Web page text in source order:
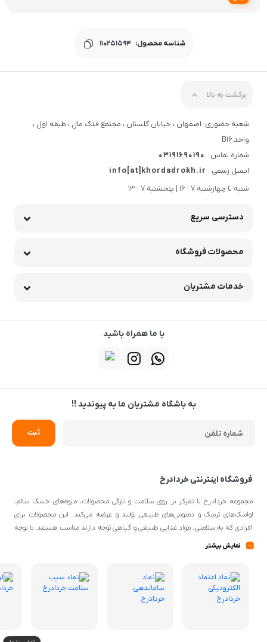
شناسه محصول: 110251594
برگشت به بالا
شعبه حضوری: اصفهان ، خیابان گلستان ، مجتمع فدک مال ، طبقه اول ،
واحد B16
شماره تماس
03191690190
ایمیل رسمی
info[at]khordadrokh.ir
شنبه تا چهارشنبه 7 - 16 | پنجشنبه 7 - 13
دسترسی سریع
محصولات فروشگاه
خدمات مشتریان
با ما همراه باشید
به باشگاه مشتریان ما به پیوندید !!
فروشگاه اینترنتی خردادرخ
مجموعه خردادرخ با تمرکز بر روی سلامت و تازگی محصولات، میوه‌های خشک سالم،
لواشک‌های ترشک و دمنوش‌های طبیعی تولید و عرضه می‌کند. این محصولات برای
افرادی که به سلامتی، مواد غذایی طبیعی و گیاهی توجه دارند مناسب هستند. با توجه
به اینکه از مواد اولیه طبیعی و کیفیتی برای تهیه محصولات استفاده می‌شود، می‌توانند
نمایش بیشتر